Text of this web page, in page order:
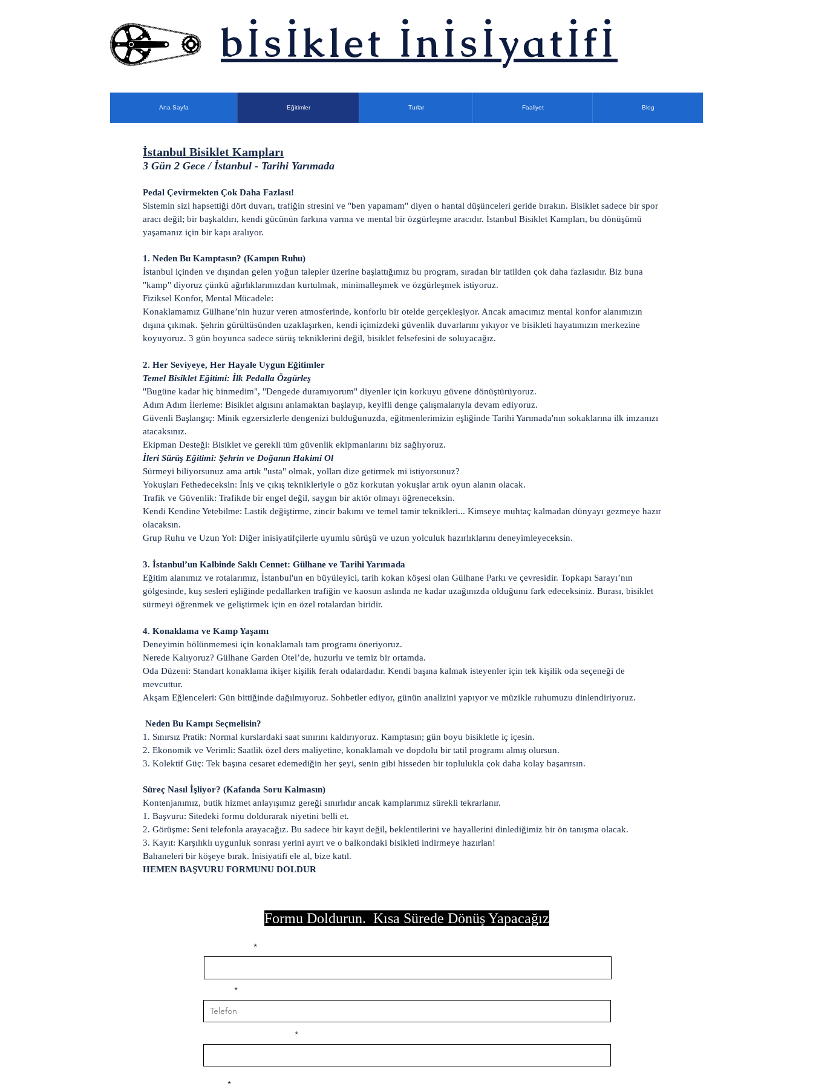
bİsİklet İnİsİyatİfİ
Ana Sayfa Eğitimler Turlar Faaliyet Blog
İstanbul Bisiklet Kampları
3 Gün 2 Gece / İstanbul - Tarihi Yarımada
Pedal Çevirmekten Çok Daha Fazlası!
Sistemin sizi hapsettiği dört duvarı, trafiğin stresini ve "ben yapamam" diyen o hantal düşünceleri geride bırakın. Bisiklet sadece bir spor
aracı değil; bir başkaldırı, kendi gücünün farkına varma ve mental bir özgürleşme aracıdır. İstanbul Bisiklet Kampları, bu dönüşümü
yaşamanız için bir kapı aralıyor.
1. Neden Bu Kamptasın? (Kampın Ruhu)
İstanbul içinden ve dışından gelen yoğun talepler üzerine başlattığımız bu program, sıradan bir tatilden çok daha fazlasıdır. Biz buna
"kamp" diyoruz çünkü ağırlıklarımızdan kurtulmak, minimalleşmek ve özgürleşmek istiyoruz.
Fiziksel Konfor, Mental Mücadele:
Konaklamamız Gülhane’nin huzur veren atmosferinde, konforlu bir otelde gerçekleşiyor. Ancak amacımız mental konfor alanımızın
dışına çıkmak. Şehrin gürültüsünden uzaklaşırken, kendi içimizdeki güvenlik duvarlarını yıkıyor ve bisikleti hayatımızın merkezine
koyuyoruz. 3 gün boyunca sadece sürüş tekniklerini değil, bisiklet felsefesini de soluyacağız.
2. Her Seviyeye, Her Hayale Uygun Eğitimler
Temel Bisiklet Eğitimi: İlk Pedalla Özgürleş
"Bugüne kadar hiç binmedim", "Dengede duramıyorum" diyenler için korkuyu güvene dönüştürüyoruz.
Adım Adım İlerleme: Bisiklet algısını anlamaktan başlayıp, keyifli denge çalışmalarıyla devam ediyoruz.
Güvenli Başlangıç: Minik egzersizlerle dengenizi bulduğunuzda, eğitmenlerimizin eşliğinde Tarihi Yarımada'nın sokaklarına ilk imzanızı
atacaksınız.
Ekipman Desteği: Bisiklet ve gerekli tüm güvenlik ekipmanlarını biz sağlıyoruz.
İleri Sürüş Eğitimi: Şehrin ve Doğanın Hakimi Ol
Sürmeyi biliyorsunuz ama artık "usta" olmak, yolları dize getirmek mi istiyorsunuz?
Yokuşları Fethedeceksin: İniş ve çıkış teknikleriyle o göz korkutan yokuşlar artık oyun alanın olacak.
Trafik ve Güvenlik: Trafikde bir engel değil, saygın bir aktör olmayı öğreneceksin.
Kendi Kendine Yetebilme: Lastik değiştirme, zincir bakımı ve temel tamir teknikleri... Kimseye muhtaç kalmadan dünyayı gezmeye hazır
olacaksın.
Grup Ruhu ve Uzun Yol: Diğer inisiyatifçilerle uyumlu sürüşü ve uzun yolculuk hazırlıklarını deneyimleyeceksin.
3. İstanbul’un Kalbinde Saklı Cennet: Gülhane ve Tarihi Yarımada
Eğitim alanımız ve rotalarımız, İstanbul'un en büyüleyici, tarih kokan köşesi olan Gülhane Parkı ve çevresidir. Topkapı Sarayı’nın
gölgesinde, kuş sesleri eşliğinde pedallarken trafiğin ve kaosun aslında ne kadar uzağınızda olduğunu fark edeceksiniz. Burası, bisiklet
sürmeyi öğrenmek ve geliştirmek için en özel rotalardan biridir.
4. Konaklama ve Kamp Yaşamı
Deneyimin bölünmemesi için konaklamalı tam programı öneriyoruz.
Nerede Kalıyoruz? Gülhane Garden Otel’de, huzurlu ve temiz bir ortamda.
Oda Düzeni: Standart konaklama ikişer kişilik ferah odalardadır. Kendi başına kalmak isteyenler için tek kişilik oda seçeneği de
mevcuttur.
Akşam Eğlenceleri: Gün bittiğinde dağılmıyoruz. Sohbetler ediyor, günün analizini yapıyor ve müzikle ruhumuzu dinlendiriyoruz.
Neden Bu Kampı Seçmelisin?
1. Sınırsız Pratik: Normal kurslardaki saat sınırını kaldırıyoruz. Kamptasın; gün boyu bisikletle iç içesin.
2. Ekonomik ve Verimli: Saatlik özel ders maliyetine, konaklamalı ve dopdolu bir tatil programı almış olursun.
3. Kolektif Güç: Tek başına cesaret edemediğin her şeyi, senin gibi hisseden bir toplulukla çok daha kolay başarırsın.
Süreç Nasıl İşliyor? (Kafanda Soru Kalmasın)
Kontenjanımız, butik hizmet anlayışımız gereği sınırlıdır ancak kamplarımız sürekli tekrarlanır.
1. Başvuru: Sitedeki formu doldurarak niyetini belli et.
2. Görüşme: Seni telefonla arayacağız. Bu sadece bir kayıt değil, beklentilerini ve hayallerini dinlediğimiz bir ön tanışma olacak.
3. Kayıt: Karşılıklı uygunluk sonrası yerini ayırt ve o balkondaki bisikleti indirmeye hazırlan!
Bahaneleri bir köşeye bırak. İnisiyatifi ele al, bize katıl.
HEMEN BAŞVURU FORMUNU DOLDUR
Formu Doldurun. Kısa Sürede Dönüş Yapacağız